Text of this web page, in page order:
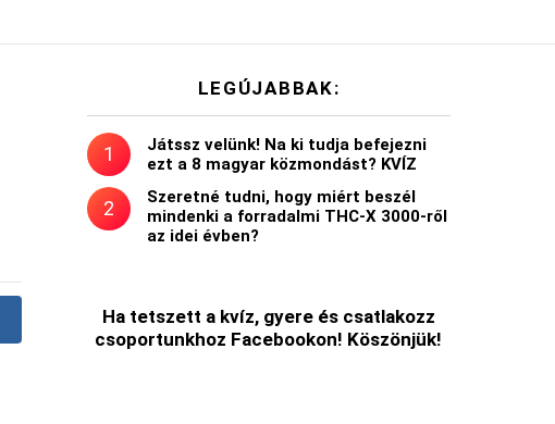
LEGÚJABBAK:
Játssz velünk! Na ki tudja befejezni
ezt a 8 magyar közmondást? KVÍZ
Szeretné tudni, hogy miért beszél
mindenki a forradalmi THC-X 3000-ről
az idei évben?
Ha tetszett a kvíz, gyere és csatlakozz
csoportunkhoz Facebookon! Köszönjük!